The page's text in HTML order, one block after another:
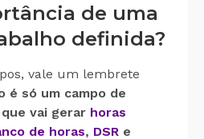
de uma
definida?
vale um lembrete
é só um campo de
vai gerar horas
de horas, DSR e